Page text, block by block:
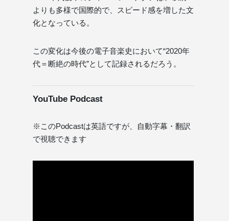
よりも多様で国際的で、スピード感を増した文
化となっている。
この変化は今後の電子音楽史において“2020年
代＝断絶の時代”として記録されるだろう。
YouTube Podcast
※このPodcastは英語ですが、自動字幕・翻訳
で視聴できます